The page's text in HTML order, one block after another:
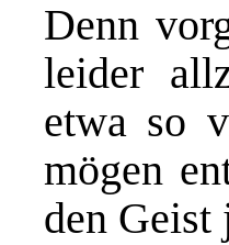
Denn
leider
etwa so
mögen
den Geist